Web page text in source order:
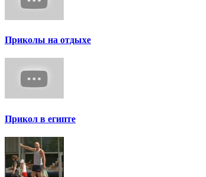
Приколы на отдыхе
Прикол в египте